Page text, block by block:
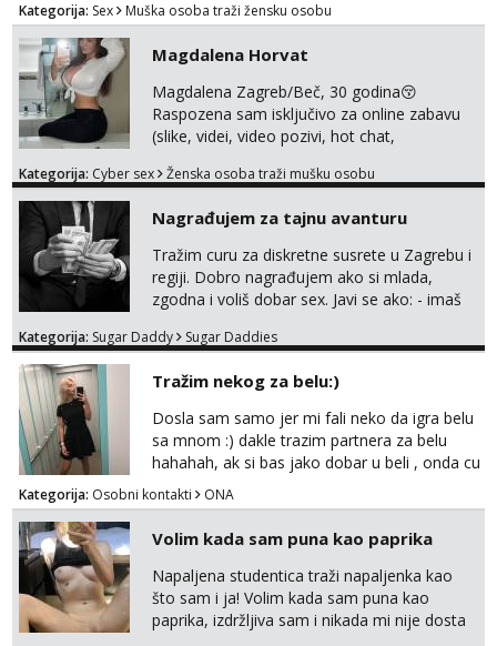
Kategorija: Sex Muška osoba traži žensku osobu
Magdalena Horvat
Magdalena Zagreb/Beč, 30 godina😚
Raspozena sam isključivo za online zabavu
(slike, videi, video pozivi, hot chat,
oglasu su MOJE❗ Instagram:
TELEGRAM: @MagdalenaMagy 👈
(ODGOVARAM JAKO BRZO TU I TU PISITE
AKO STE ZA ZABAVU)🔥 Moguće
verifkovanje prije zabave✅ JAVI MI SE I
ISPUNI SVOJE NAJVECE FANTAZIJE😈 CEKA...
Kategorija: Cyber sex Ženska osoba traži mušku osobu
Nagrađujem za tajnu avanturu
Tražim curu za diskretne susrete u Zagrebu i
regiji. Dobro nagrađujem ako si mlada,
zgodna i voliš dobar sex. Javi se ako: - imaš
kosu - se dobro ljubiš - si fleksibilna s
dostupna radnim danom (vikendi i noći su za
obitelj) - vodiš brigu o zdravlju i koristiš
zaštitu Ne javljajte se: - debele - frajeri i
paro...
Kategorija: Sugar Daddy Sugar Daddies
Tražim nekog za belu:)
Dosla sam samo jer mi fali neko da igra belu
sa mnom :) dakle trazim partnera za belu
hahahah, ak si bas jako dobar u beli , onda cu
razmislit za dalje Klikni na link ispod i nadji me
tamo, cekam te!
Kategorija: Osobni kontakti ONA
Volim kada sam puna kao paprika
Napaljena studentica traži napaljenka kao
što sam i ja! Volim kada sam puna kao
paprika, izdržljiva sam i nikada mi nije dosta